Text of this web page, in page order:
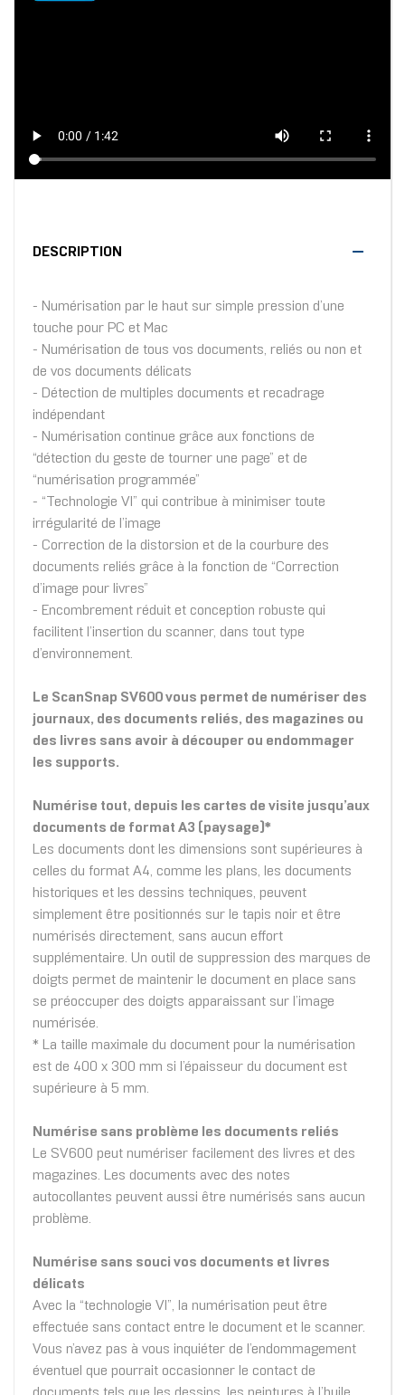
DESCRIPTION
- Numérisation par le haut sur simple pression d’une
touche pour PC et Mac
- Numérisation de tous vos documents, reliés ou non et
de vos documents délicats
- Détection de multiples documents et recadrage
indépendant
- Numérisation continue grâce aux fonctions de
“détection du geste de tourner une page” et de
“numérisation programmée”
- “Technologie VI” qui contribue à minimiser toute
irrégularité de l’image
- Correction de la distorsion et de la courbure des
documents reliés grâce à la fonction de “Correction
d’image pour livres”
- Encombrement réduit et conception robuste qui
facilitent l’insertion du scanner, dans tout type
d’environnement.
Le ScanSnap SV600 vous permet de numériser des
journaux, des documents reliés, des magazines ou
des livres sans avoir à découper ou endommager
les supports.
Numérise tout, depuis les cartes de visite jusqu’aux
documents de format A3 (paysage)*
Les documents dont les dimensions sont supérieures à
celles du format A4, comme les plans, les documents
historiques et les dessins techniques, peuvent
simplement être positionnés sur le tapis noir et être
numérisés directement, sans aucun effort
supplémentaire. Un outil de suppression des marques de
doigts permet de maintenir le document en place sans
se préoccuper des doigts apparaissant sur l’image
numérisée.
* La taille maximale du document pour la numérisation
est de 400 x 300 mm si l’épaisseur du document est
supérieure à 5 mm.
Numérise sans problème les documents reliés
Le SV600 peut numériser facilement des livres et des
magazines. Les documents avec des notes
autocollantes peuvent aussi être numérisés sans aucun
problème.
Numérise sans souci vos documents et livres
délicats
Avec la “technologie VI”, la numérisation peut être
effectuée sans contact entre le document et le scanner.
Vous n’avez pas à vous inquiéter de l’endommagement
éventuel que pourrait occasionner le contact de